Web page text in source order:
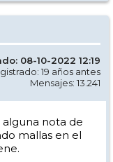
08-10-2022 12:19
19 años antes
Mensajes: 13.241
nota de
mallas en el